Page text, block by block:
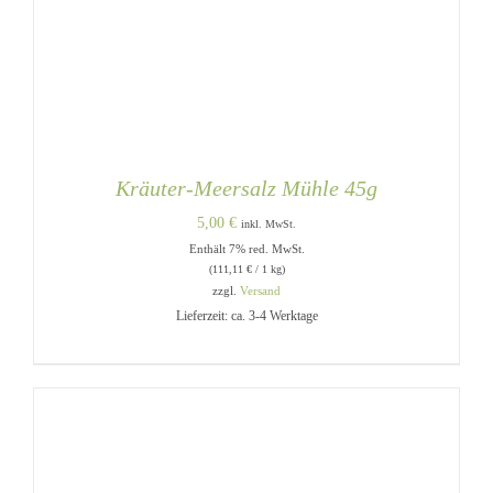
Kräuter-Meersalz Mühle 45g
5,00 € inkl. MwSt.
Enthält 7% red. MwSt.
(111,11 €/ 1 kg)
zzgl. Versand
Lieferzeit: ca. 3-4 Werktage